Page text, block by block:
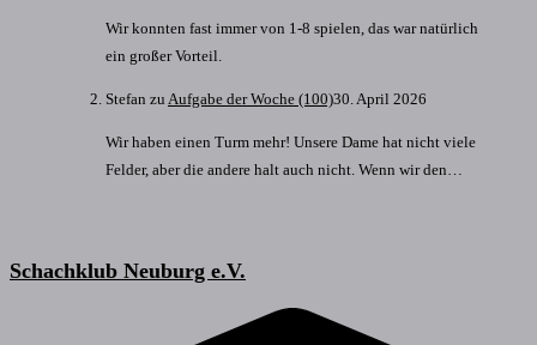
Wir konnten fast immer von 1-8 spielen, das war natürlich
ein großer Vorteil.
Stefan zu Aufgabe der Woche (100)30. April 2026
Wir haben einen Turm mehr! Unsere Dame hat nicht viele
Felder, aber die andere halt auch nicht. Wenn wir den…
Schachklub Neuburg e.V.